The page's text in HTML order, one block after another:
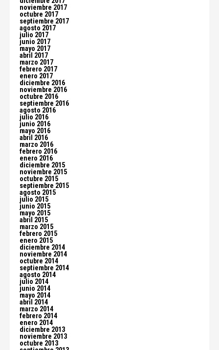
noviembre 2017
octubre 2017
septiembre 2017
agosto 2017
julio 2017
junio 2017
mayo 2017
abril 2017
marzo 2017
febrero 2017
enero 2017
diciembre 2016
noviembre 2016
octubre 2016
septiembre 2016
agosto 2016
julio 2016
junio 2016
mayo 2016
abril 2016
marzo 2016
febrero 2016
enero 2016
diciembre 2015
noviembre 2015
octubre 2015
septiembre 2015
agosto 2015
julio 2015
junio 2015
mayo 2015
abril 2015
marzo 2015
febrero 2015
enero 2015
diciembre 2014
noviembre 2014
octubre 2014
septiembre 2014
agosto 2014
julio 2014
junio 2014
mayo 2014
abril 2014
marzo 2014
febrero 2014
enero 2014
diciembre 2013
noviembre 2013
octubre 2013